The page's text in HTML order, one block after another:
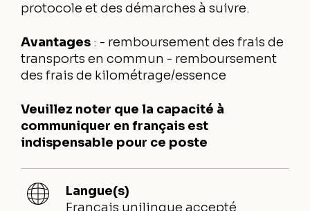
protocole et des démarches à suivre.
Avantages : - remboursement des frais de
transports en commun - remboursement
des frais de kilométrage/essence
Veuillez noter que la capacité à
communiquer en français est
indispensable pour ce poste
Langue(s)
Français unilingue accepté